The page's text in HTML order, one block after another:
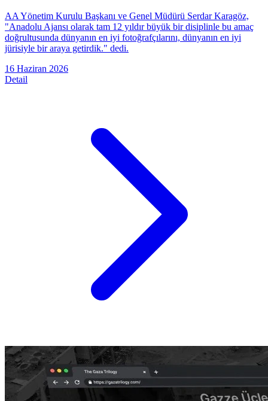
AA Yönetim Kurulu Başkanı ve Genel Müdürü Serdar Karagöz,
"Anadolu Ajansı olarak tam 12 yıldır büyük bir disiplinle bu amaç
doğrultusunda dünyanın en iyi fotoğrafçılarını, dünyanın en iyi
jürisiyle bir araya getirdik." dedi.
16 Haziran 2026
Detail